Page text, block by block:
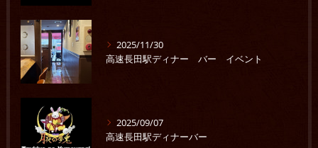
2025/11/30
高速長田駅ディナー バー イベント
2025/09/07
高速長田駅ディナーバー